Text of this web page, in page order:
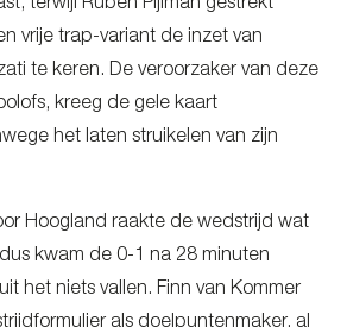
terwijl Ruben Pijlman gestrekt
vrije trap-variant de inzet van
te keren. De veroorzaker van deze
kreeg de gele kaart
het laten struikelen van zijn
Hoogland raakte de wedstrijd wat
kwam de 0-1 na 28 minuten
het niets vallen. Finn van Kommer